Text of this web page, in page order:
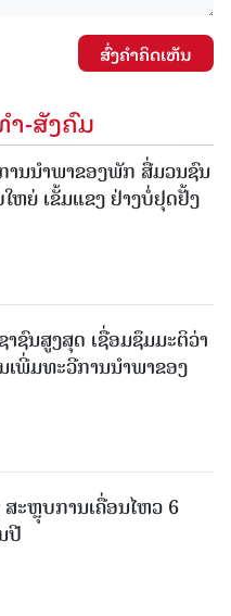
ສົ່ງຄໍາຄິດເຫັນ
-ສັງຄົມ
ານນໍາພາຂອງພັກ ສື່ມວນຊົນ
ຫຍ່ ເຂັ້ມແຂງ ຢ່າງບໍ່ຢຸດຢັ້ງ
າຊົນສູງສຸດ ເຊື່ອມຊຶມມະຕິວ່າ
ເພີ່ມທະວີການນຳພາຂອງ
ະຫຼຸບການເຄື່ອນໄຫວ 6
ປີ